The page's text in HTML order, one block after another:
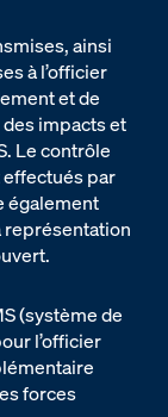
ainsi
à l’officier
et de
impacts et
Le contrôle
par
également
représentation
(système de
l’officier
forces